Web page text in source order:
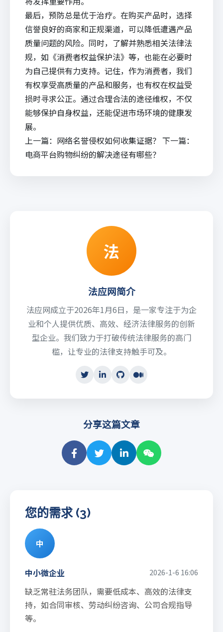
最后，预防总是优于治疗。在购买产品时，选择
信誉良好的商家和正规渠道，可以降低遭遇产品
质量问题的风险。同时，了解并熟悉相关法律法
规，如《消费者权益保护法》等，也能在必要时
为自己提供有力支持。记住，作为消费者，我们
有权享受高质量的产品和服务，也有权在权益受
损时寻求公正。通过合理合法的途径维权，不仅
能够保护自身权益，还能促进市场环境的健康发
展。
上一篇： 网络名誉侵权如何收集证据？ 下一篇：
电商平台购物纠纷的解决途径有哪些？
法
法应网简介
法应网成立于2026年1月6日，是一家专注于为企
业和个人提供优质、高效、经济法律服务的创新
型企业。我们致力于打破传统法律服务的高门
槛，让专业的法律支持触手可及。
分享这篇文章
您的需求 (3)
中
中小微企业 2026-1-6 16:06
缺乏常驻法务团队，需要低成本、高效的法律支
持，如合同审核、劳动纠纷咨询、公司合规指导
等。